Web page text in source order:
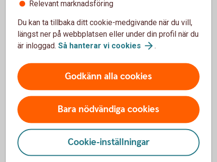
När kan jag använda Touch ID/Face ID?
Hur stänger jag av Touch ID/Face ID för BankID?
Digital ID-kontroll
Relevant marknadsföring
Du kan ta tillbaka ditt cookie-medgivande när du vill,
längst ner på webbplatsen eller under din profil när du
är inloggad. Så hanterar vi cookies .
Godkänn alla cookies
Bara nödvändiga cookies
Cookie-inställningar